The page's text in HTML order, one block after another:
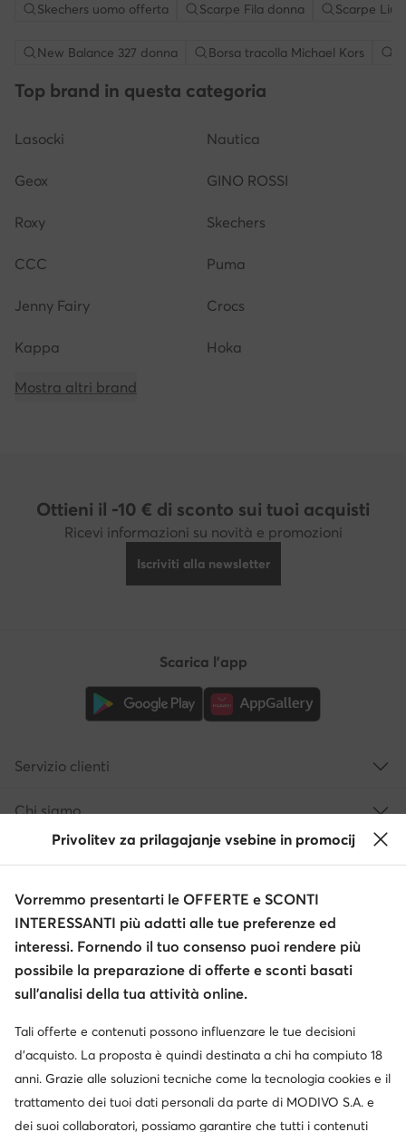
Skechers uomo offerta Scarpe Fila donna Scarpe Liu
New Balance 327 donna Borsa tracolla Michael Kors
Top brand in questa categoria
Lasocki Nautica
Geox GINO ROSSI
Roxy Skechers
CCC Puma
Jenny Fairy Crocs
Kappa Hoka
Mostra altri brand
Ottieni il -10 € di sconto sui tuoi acquisti
Ricevi informazioni su novità e promozioni
Iscriviti alla newsletter
Cambia paese: Italia (IT)
Scarica l'app
Servizio clienti
Chi siamo
© escarpe.it 2026
Privolitev za prilagajanje vsebine in promocij
Vorremmo presentarti le OFFERTE e SCONTI
INTERESSANTI più adatti alle tue preferenze ed
interessi. Fornendo il tuo consenso puoi rendere più
possibile la preparazione di offerte e sconti basati
sull’analisi della tua attività online.
Tali offerte e contenuti possono influenzare le tue decisioni
d’acquisto. La proposta è quindi destinata a chi ha compiuto 18
anni. Grazie alle soluzioni tecniche come la tecnologia cookies e il
trattamento dei tuoi dati personali da parte di MODIVO S.A. e
dei suoi collaboratori, possiamo garantire che tutti i contenuti